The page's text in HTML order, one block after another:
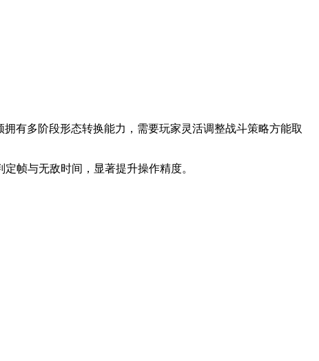
有多阶段形态转换能力，需要玩家灵活调整战斗策略方能取
帧与无敌时间，显著提升操作精度。